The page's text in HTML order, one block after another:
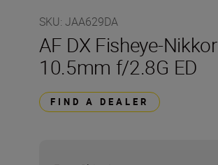
SKU: JAA629DA
AF DX Fisheye-Nikkor
10.5mm f/2.8G ED
FIND A DEALER